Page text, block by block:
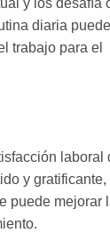
diaria puede
trabajo para el
laboral
y gratificante,
puede mejorar